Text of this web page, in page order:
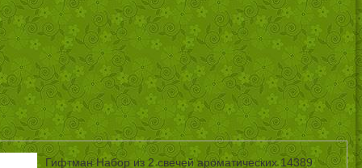
Гифтман Набор из 2 свечей ароматических 14389